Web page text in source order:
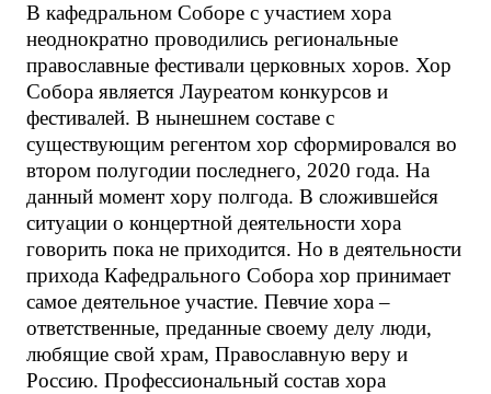
В кафедральном Соборе с участием хора
неоднократно проводились региональные
православные фестивали церковных хоров. Хор
Собора является Лауреатом конкурсов и
фестивалей. В нынешнем составе с
существующим регентом хор сформировался во
втором полугодии последнего, 2020 года. На
данный момент хору полгода. В сложившейся
ситуации о концертной деятельности хора
говорить пока не приходится. Но в деятельности
прихода Кафедрального Собора хор принимает
самое деятельное участие. Певчие хора –
ответственные, преданные своему делу люди,
любящие свой храм, Православную веру и
Россию. Профессиональный состав хора